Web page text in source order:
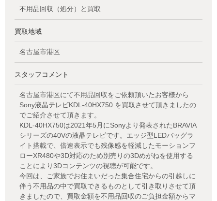
不用品回収（処分）と買取
買取地域
名古屋市港区
スタッフコメント
名古屋市港区にて不用品回収をご依頼頂いたお客様から
Sony液晶テレビKDL-40HX750 を買取させて頂きましたの
でご紹介させて頂きます。
KDL-40HX750は2021年5月にSonyより発表されたBRAVIA
シリーズの40Vの液晶テレビです。エッジ型LEDバッグラ
イト搭載で、倍速表示でも残像感を軽減したモーションフ
ローXR480や3D対応のため別売りの3Dめがねを使用する
ことにより3Dコンテンツの視聴が可能です。
今回は、ご家族でお住まいだった集合住宅からの引越しに
伴う不用品の中で買取できるものとして引き取りさせて頂
きましたので、買取金額を不用品回収のご負担金額からマ